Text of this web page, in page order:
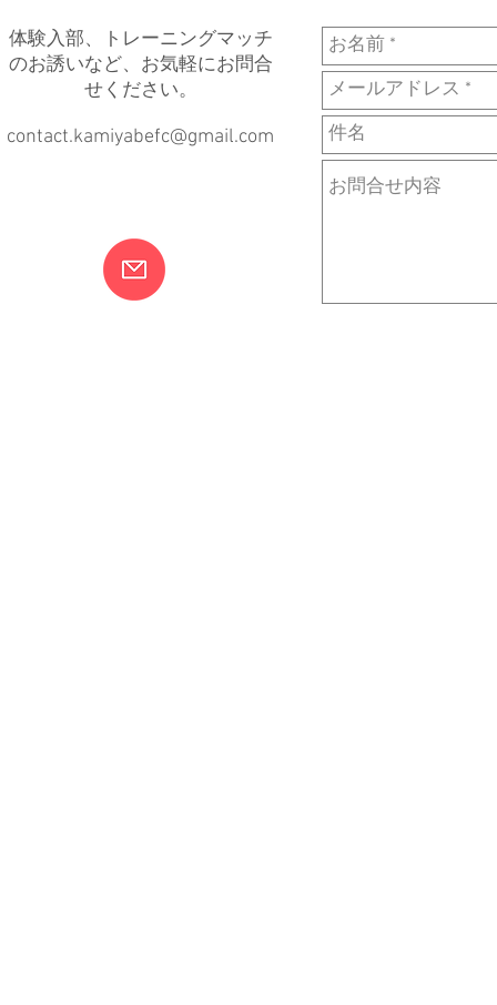
体験入部、トレーニングマッチ
のお誘いなど、お気軽にお問合
せください。
contact.kamiyabefc@gmail.com